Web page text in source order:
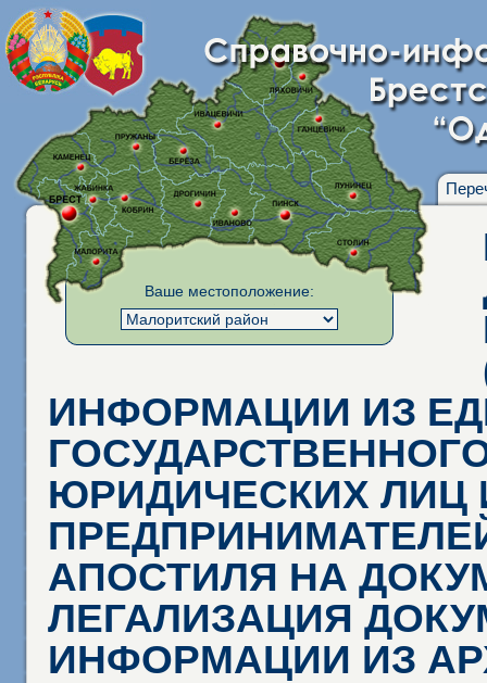
Ваше местоположение:
ИНФОРМАЦИИ ИЗ
ЮРИДИЧЕСКИХ ЛИЦ
АПОСТИЛЯ НА
ЛЕГАЛИЗАЦИЯ
ИНФОРМАЦИИ ИЗ